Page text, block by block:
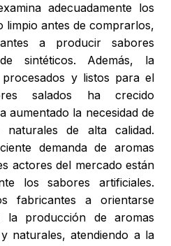
adecuadamente los
limpio antes de comprarlos,
a producir sabores
sintéticos. Además, la
procesados y listos para el
salados ha crecido
aumentado la necesidad de
naturales de alta calidad.
demanda de aromas
actores del mercado están
los sabores artificiales.
fabricantes a orientarse
la producción de aromas
naturales, atendiendo a la